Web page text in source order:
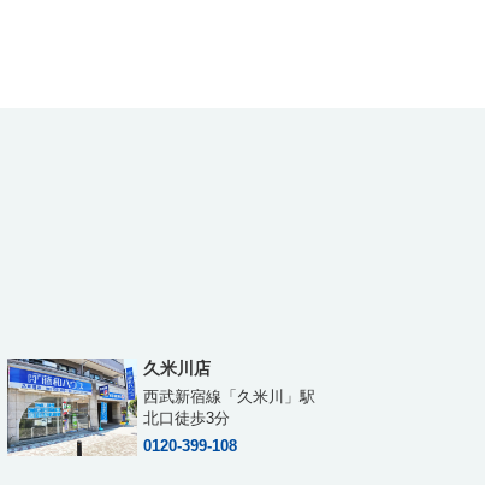
久米川店
西武新宿線「久米川」駅
北口徒歩3分
0120-399-108